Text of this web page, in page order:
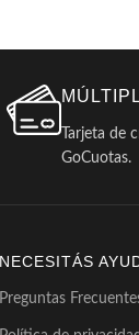
Tarjeta de
GoCuotas.
NECESITÁS
Preguntas